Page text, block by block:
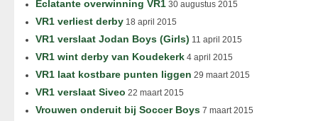
Eclatante overwinning VR1 30 augustus 2015
VR1 verliest derby 18 april 2015
VR1 verslaat Jodan Boys (Girls) 11 april 2015
VR1 wint derby van Koudekerk 4 april 2015
VR1 laat kostbare punten liggen 29 maart 2015
VR1 verslaat Siveo 22 maart 2015
Vrouwen onderuit bij Soccer Boys 7 maart 2015